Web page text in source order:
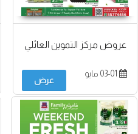
عروض مركز التموين العائلي
03-01 مايو
عرض